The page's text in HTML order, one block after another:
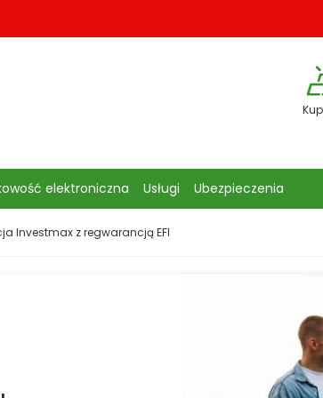
elektroniczna Usługi Ubezpieczenia
Investmax z regwarancją EFI